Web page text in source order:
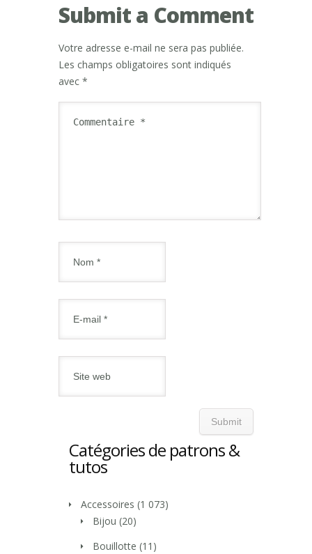
Submit a Comment
Votre adresse e-mail ne sera pas publiée.
Les champs obligatoires sont indiqués
avec *
Catégories de patrons &
tutos
Accessoires (1 073)
Bijou (20)
Bouillotte (11)